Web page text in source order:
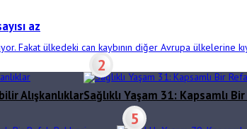
az
Fakat ülkedeki can kaybının diğer Avrupa
2
Sağlıklı Yaşam 31: Kapsamlı
Alışkanlıklar
5